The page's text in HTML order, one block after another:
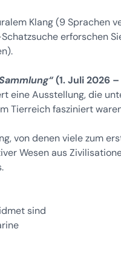
Klang (9 Sprachen
erforschen
(1. Juli 2026
eine Ausstellung, die
Tierreich fasziniert
von denen viele zum
Wesen aus
sind